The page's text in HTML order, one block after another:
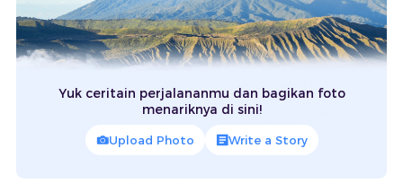
Yuk ceritain perjalananmu dan bagikan foto
menariknya di sini!
Upload Photo Write a Story